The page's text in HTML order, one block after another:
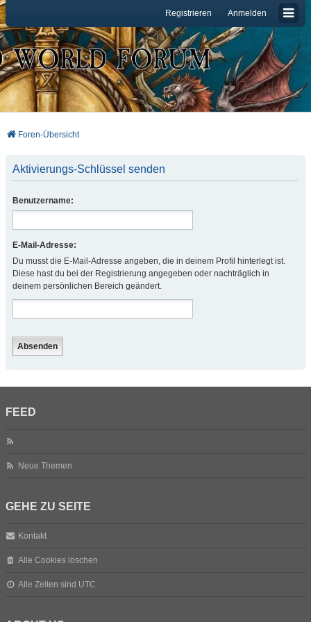
Anmelden
Registrieren
Foren-Übersicht
Aktivierungs-Schlüssel senden
Benutzername:
E-Mail-Adresse:
Du musst die E-Mail-Adresse angeben, die in deinem Profil hinterlegt ist.
Diese hast du bei der Registrierung angegeben oder nachträglich in
deinem persönlichen Bereich geändert.
FEED
Neue Themen
GEHE ZU SEITE
Kontakt
Alle Cookies löschen
Alle Zeiten sind UTC